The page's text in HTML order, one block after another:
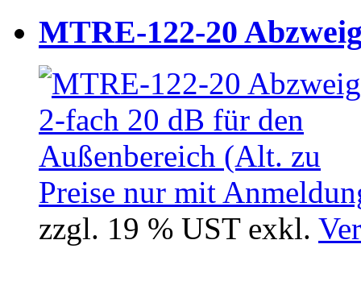
MTRE-122-20
Preise nur mit
zzgl. 19 % UST exkl.